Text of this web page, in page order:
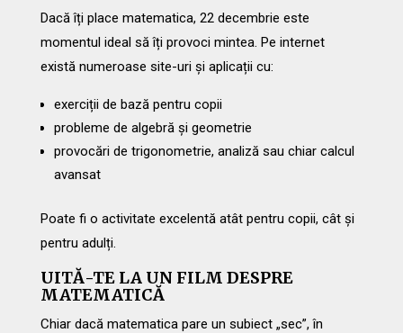
Dacă îți place matematica, 22 decembrie este
momentul ideal să îți provoci mintea. Pe internet
există numeroase site-uri și aplicații cu:
exerciții de bază pentru copii
probleme de algebră și geometrie
provocări de trigonometrie, analiză sau chiar calcul
avansat
Poate fi o activitate excelentă atât pentru copii, cât și
pentru adulți.
UITĂ-TE LA UN FILM DESPRE
MATEMATICĂ
Chiar dacă matematica pare un subiect „sec”, în